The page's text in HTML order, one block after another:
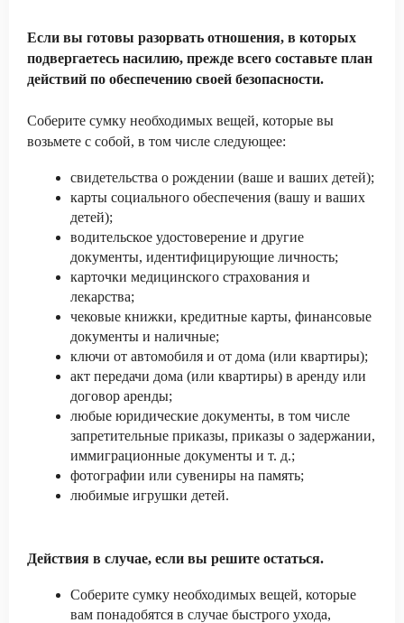
Если вы готовы разорвать отношения, в которых
подвергаетесь насилию, прежде всего составьте план
действий по обеспечению своей безопасности.
Соберите сумку необходимых вещей, которые вы
возьмете с собой, в том числе следующее:
свидетельства о рождении (ваше и ваших детей);
карты социального обеспечения (вашу и ваших
детей);
водительское удостоверение и другие
документы, идентифицирующие личность;
карточки медицинского страхования и
лекарства;
чековые книжки, кредитные карты, финансовые
документы и наличные;
ключи от автомобиля и от дома (или квартиры);
акт передачи дома (или квартиры) в аренду или
договор аренды;
любые юридические документы, в том числе
запретительные приказы, приказы о задержании,
иммиграционные документы и т. д.;
фотографии или сувениры на память;
любимые игрушки детей.
Действия в случае, если вы решите остаться.
Соберите сумку необходимых вещей, которые
вам понадобятся в случае быстрого ухода,